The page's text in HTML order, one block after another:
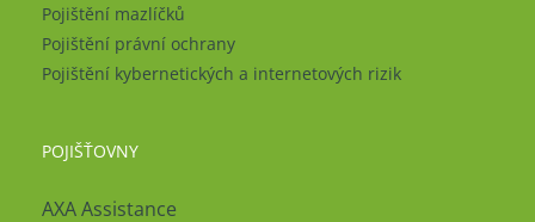
Pojištění mazlíčků
Pojištění právní ochrany
Pojištění kybernetických a internetových rizik
POJIŠŤOVNY
AXA Assistance